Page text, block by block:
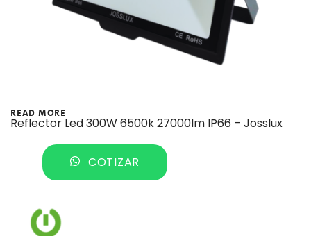
READ MORE
Reflector Led 300W 6500k 27000lm IP66 – Josslux
COTIZAR